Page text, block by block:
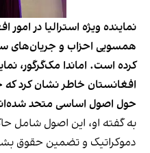
نماینده ویژه استرالیا در امور
همسویی احزاب و جریان‌های
کرده است. اماندا مک‌گرگور،
افغانستان خاطر نشان کرد
حول اصول اساسی متحد
به گفته او، این اصول شامل
دموکراتیک و تضمین حقوق